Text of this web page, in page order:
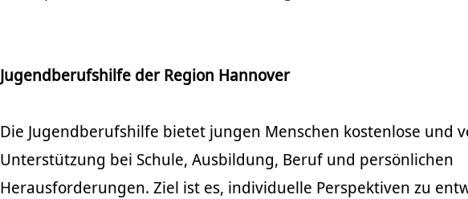
Jugendberufshilfe der Region Hannover
Die Jugendberufshilfe bietet jungen Menschen kostenlose und
Unterstützung bei Schule, Ausbildung, Beruf und persönlichen
Herausforderungen. Ziel ist es, individuelle Perspektiven zu